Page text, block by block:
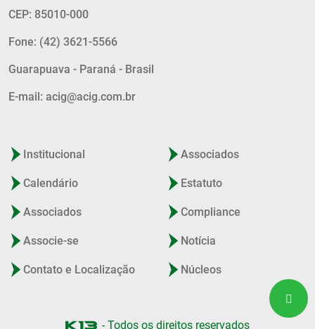
CEP: 85010-000
Fone: (42) 3621-5566
Guarapuava - Paraná - Brasil
E-mail: acig@acig.com.br
Institucional
Calendário
Associados
Associe-se
Contato e Localização
Associados
Estatuto
Compliance
Notícia
Núcleos
- Todos os direitos reservados